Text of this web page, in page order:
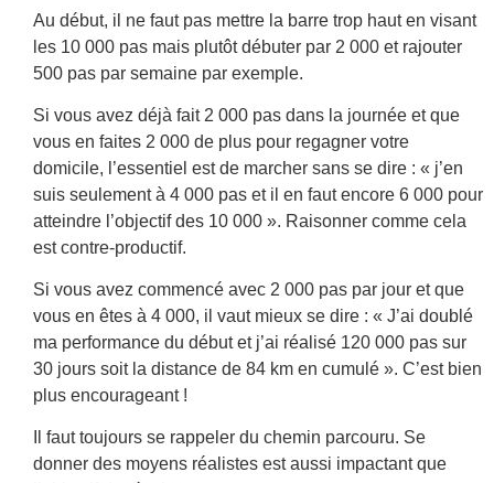
Au début, il ne faut pas mettre la barre trop haut en visant
les 10 000 pas mais plutôt débuter par 2 000 et rajouter
500 pas par semaine par exemple.
Si vous avez déjà fait 2 000 pas dans la journée et que
vous en faites 2 000 de plus pour regagner votre
domicile, l’essentiel est de marcher sans se dire : « j’en
suis seulement à 4 000 pas et il en faut encore 6 000 pour
atteindre l’objectif des 10 000 ». Raisonner comme cela
est contre-productif.
Si vous avez commencé avec 2 000 pas par jour et que
vous en êtes à 4 000, il vaut mieux se dire : « J’ai doublé
ma performance du début et j’ai réalisé 120 000 pas sur
30 jours soit la distance de 84 km en cumulé ». C’est bien
plus encourageant !
Il faut toujours se rappeler du chemin parcouru. Se
donner des moyens réalistes est aussi impactant que